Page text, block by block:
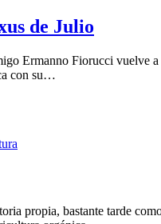
de Julio
Ermanno Fiorucci vuelve
con su…
propia, bastante tarde